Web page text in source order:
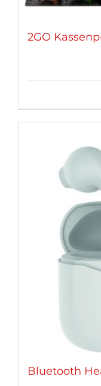
2GO
Bluetooth